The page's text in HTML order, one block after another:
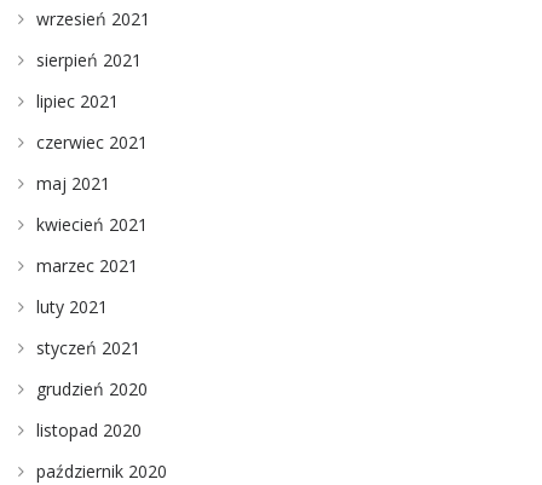
wrzesień 2021
sierpień 2021
lipiec 2021
czerwiec 2021
maj 2021
kwiecień 2021
marzec 2021
luty 2021
styczeń 2021
grudzień 2020
listopad 2020
październik 2020